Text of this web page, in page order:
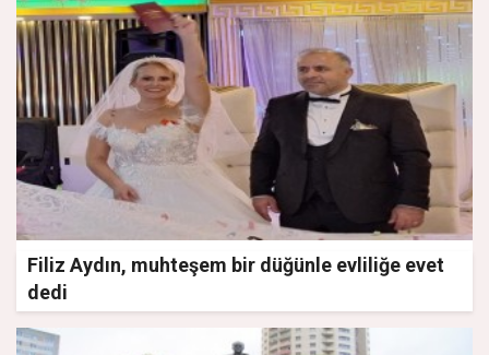
Filiz Aydın, muhteşem bir düğünle evliliğe evet
dedi